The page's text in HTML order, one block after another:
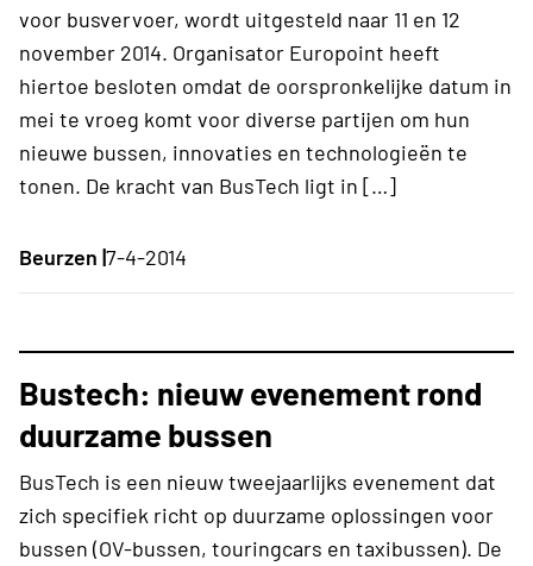
voor busvervoer, wordt uitgesteld naar 11 en 12
november 2014. Organisator Europoint heeft
hiertoe besloten omdat de oorspronkelijke datum in
mei te vroeg komt voor diverse partijen om hun
nieuwe bussen, innovaties en technologieën te
tonen. De kracht van BusTech ligt in […]
Beurzen |7-4-2014
Bustech: nieuw evenement rond
duurzame bussen
BusTech is een nieuw tweejaarlijks evenement dat
zich specifiek richt op duurzame oplossingen voor
bussen (OV-bussen, touringcars en taxibussen). De